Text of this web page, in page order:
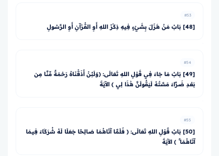
#53
[48] بَابُ مَنْ هَزَلَ بِشَيْءٍ فِيهِ ذِكْرُ اللهِ أَوِ القُرْآنِ أَوِ الرَّسُولِ
#54
[49] بَابُ مَا جَاءَ فِي قَوْلِ اللهِ تَعَالَى: ﴿وَلَئِنْ أَذَقْنَاهُ رَحْمَةً مِّنَّا مِن
بَعْدِ ضَرَّاءَ مَسَّتْهُ لَيَقُولَنَّ هَٰذَا لِي ﴾ الآيَةَ
#55
[50] بَابُ قَوْلِ اللهِ تَعَالَى: ﴿ فَلَمَّا آتَاهُمَا صَالِحًا جَعَلَا لَهُ شُرَكَاءَ فِيمَا
آتَاهُمَا ۚ ﴾ الآيَةَ